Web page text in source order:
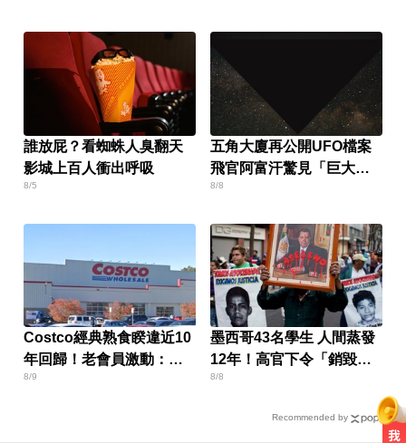
誰放屁？看蜘蛛人臭翻天
影城上百人衝出呼吸
8/5
五角大廈再公開UFO檔案
飛官阿富汗驚見「巨大三
角形」
8/8
Costco經典熟食睽違近10
年回歸！老會員激動：每
次去必找
8/9
墨西哥43名學生 人間蒸發
12年！高官下令「銷毀監
視器」遭逮
8/8
Recommended by